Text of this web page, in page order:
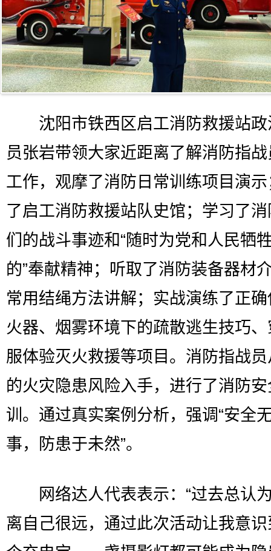
沈阳市铁西区启工消防救援站政
员张岩带领大家近距离了解消防指
工作，观摩了消防日常训练项目演
了启工消防救援站队史馆；学习了
们的战斗事迹和“随时为党和人民牺
的”奉献精神；听取了消防装备器材
常用结绳方法讲解；实战演练了正
火器、烟雾环境下的疏散逃生技巧
服体验灭火救援等项目。消防指战
的火灾隐患风险入手，进行了消防
训。通过真实案例分析，强调“安全
事，防患于未然”。
网络达人代表表示：“过去总认
离自己很远，通过此次活动让我意